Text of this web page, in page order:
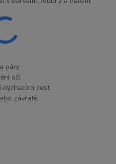
páry
očí.
dýchacích cest.
závratě.